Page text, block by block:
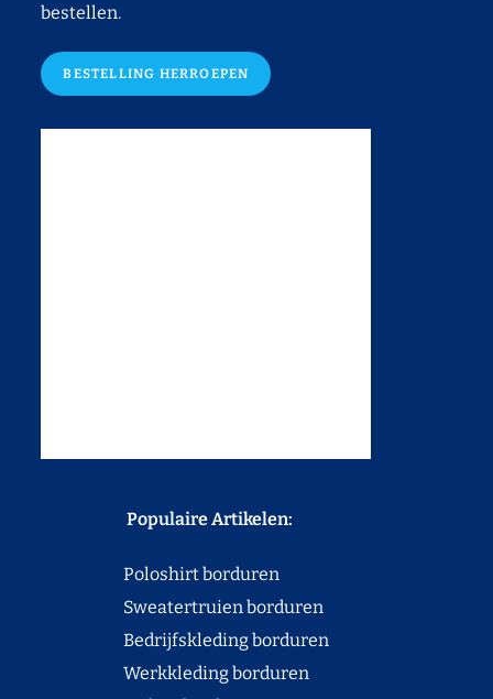
bestellen.
BESTELLING HERROEPEN
Populaire Artikelen:
Poloshirt borduren
Sweatertruien borduren
Bedrijfskleding borduren
Werkkleding borduren